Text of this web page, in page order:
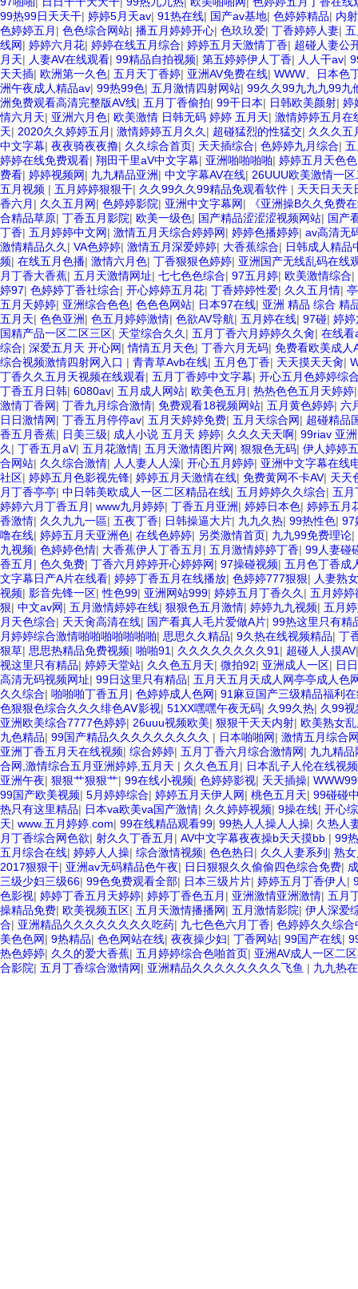
99热99日天天干| 婷婷5月天av| 91热在线| 国产av基地| 色婷婷精品| 内
色婷婷五月 | 色色综合网站| 播五月婷婷开心| 色玖玖爱| 丁香婷婷人妻|
线网| 婷婷六月花| 婷婷在线五月综合| 婷婷五月天激情丁香| 超碰人妻公
月天| 人妻AV在线观看| 99精品自拍视频| 第五婷婷伊人丁香| 人人干av|
天天插| 欧洲第一久色| 五月天丁香婷| 亚洲AV免费在线| WWW、日本色
洲午夜成人精品av| 99热99色| 五月激情四射网站| 99久久99九九九99九
洲免费观看高清完整版AV线| 五月丁香偷拍| 99干日本| 日韩欧美颜射| 婷
情六月天| 亚洲六月色| 欧美激情 日韩无码 婷婷 五月天| 激情婷婷五月在
天| 2020久久婷婷五月 | 激情婷婷五月久久 | 超碰猛烈的性猛交| 久久久五
中文字幕| 夜夜骑夜夜撸| 久久综合首页| 天天插综合| 色婷婷九月综合|
婷婷在线免费观看| 翔田千里aV中文字幕| 亚洲啪啪啪啪| 婷婷五月天色色
费看| 婷婷视频网| 九九精品亚洲| 中文字幕AV在线| 26UUU欧美激情一
五月视频 | 五月婷婷狠狠干| 久久99久久99精品免观看软件 | 天天日天天
香六月 | 久久五月网| 色婷婷影院| 亚洲中文字幕网|
《亚洲操B久久免费
合精品草原| 丁香五月影院| 欧美一级色| 国产精品涩涩涩视频网站| 国产
丁香| 五月婷婷中文网| 激情五月天综合婷婷网| 婷婷色播婷婷| av高清无
激情精品久久 | VA色婷婷| 激情五月深爱婷婷| 大香蕉综合| 日韩成人精品
频| 在线五月色播| 激情六月色| 丁香狠狠色婷婷| 亚洲国产无线乱码在线
月丁香大香蕉| 五月天激情网址| 七七色色综合| 97五月婷| 欧美激情综合|
婷97| 色婷婷丁香社综合| 开心婷婷五月花| 丁香婷婷性爱| 久久五月情|
五月天婷婷| 亚洲综合色色| 色色色网站| 日本97在线| 亚洲 精品 综合 精
五月天| 色色亚洲| 色五月婷婷激情| 色欲AV导航| 五月婷在线| 97碰| 婷婷
国精产品一区二区三区| 天堂综合久久 | 五月丁香六月婷婷久久肏| 在线看
综合| 深爱五月天 开心网|情情五月天色| 丁香六月无码| 免费看欧美成人
综合视频激情四射网入口 | 青青草Avb在线| 五月色丁香| 天天摸天天肏|
丁香久久五月天视频在线观看| 五月丁香婷中文字幕| 开心五月色婷婷综
丁香五月日韩| 6080av| 五月成人网站| 欧美色五月 | 热热色色五月天婷婷
激情丁香网| 丁香九月综合激情| 免费观看18视频网站| 五月黄色婷婷| 六
日日激情网| 丁香五月停停av| 五月天婷婷免费| 五月天综合网| 超碰精品
香五月香蕉| 日美三级| 成人小说 五月天 婷婷| 久久久天天啊| 99riav 亚洲
久 | 丁香五月aV| 五月花激情| 五月天激情图片网| 狠狠色无码| 伊人婷婷
合网站| 久久综合激情| 人人妻人人澡| 开心五月婷婷| 亚洲中文字幕在线
社区| 婷婷五月色影视先锋| 婷婷五月天激情在线| 免费黄网不卡AV| 天天
月丁香亭亭| 中日韩美欧成人一区二区精品在线| 五月婷婷久久综合| 五月
婷婷六月丁香五月 | www九月婷婷| 丁香五月亚洲| 婷婷日本色| 婷婷五月
香激情| 久久九九一區| 五夜丁香| 日韩操逼大片| 九九久热| 99热性色| 97
噜在线| 婷婷五月天亚洲色| 在线色婷婷| 另类激情首页| 九九99免费理论|
九视频| 色婷婷色情| 大香蕉伊人丁香五月 | 五月激情婷婷丁香| 99人妻碰
香五月 | 色久免费| 丁香六月婷婷开心婷婷网| 97操碰视频| 五月色丁香成
文字幕日产A片在线看| 婷婷丁香五月在线播放| 色婷婷777狠狠| 人妻熟
视频| 影音先锋一区|性色99| 亚洲网站999| 婷婷五月丁香久久 | 五月婷婷
狠| 中文av网| 五月激情婷婷在线| 狠狠色五月激情| 婷婷九九视频| 五月
月天色综合| 天天肏高清在线| 国产看真人毛片爱做A片| 99热这里只有精
月婷婷综合激情啪啪啪啪啪啪啪| 思思久久精品| 9久热在线视频精品| 丁
狠草| 思思热精品免费视频| 啪啪91 | 久久久久久久久久91 | 超碰人人摸AV
视这里只有精品| 婷婷天堂站| 久久色五月天| 微拍92| 亚洲成人一区| 日
高清无码视频网址| 99日这里只有精品| 五月天五月天成人网亭亭成人色
久久综合| 啪啪啪丁香五月 | 色婷婷成人色网| 91麻豆国产三级精品福利
色狠狠色综合久久久绯色AⅤ影视| 51XX嘿嘿午夜无码| 久99久热| 久99
亚洲欧美综合7777色婷婷| 26uuu视频欧美| 狠狠干天天内射| 欧美熟女
九色精品| 99国产精品久久久久久久久久久 | 日本啪啪网| 激情五月综合
亚洲丁香五月天在线视频| 综合婷婷| 五月丁香六月综合激情网| 九九精品
合网,激情综合五月亚洲婷婷,五月天 | 久久色五月 | 日本乱子人伦在线视频
亚洲午夜| 狠狠艹狠狠艹| 99在线小视频| 色婷婷影视| 天天插操|
99国产欧美视频| 5月婷婷综合| 婷婷五月天伊人网| 桃色五月天| 99碰碰
热只有这里精品| 日本va欧美va国产激情| 久久婷婷视频| 9操在线| 开心
天| www.五月婷婷.com| 99在线精品观看99| 99热人人操人人操| 久热人
月丁香综合网色欲| 射久久丁香五月 | AV中文字幕夜夜操b天天摸bb | 99
五月综合在线| 婷婷人人操| 综合激情视频| 色色热日| 久久人妻系列 | 熟
2017狠狠干| 亚洲av无码精品色午夜| 日日狠狠久久偷偷四色综合免费|
三级少妇三级66| 99色免费观看全部| 日本三级片片| 婷婷五月丁香伊人 |
色影视| 婷婷丁香五月天婷婷| 婷婷丁香色五月 | 亚洲激情亚洲激情| 五月
操精品免费| 欧美视频五区| 五月天激情播播网| 五月激情影院| 伊人深爱
合| 亚洲精品久久久久久久久久吃药| 九七色色六月丁香| 色婷婷久久综
美色色网| 9热精品| 色色网站在线| 夜夜操少妇| 丁香网站| 99国产在线|
热色婷婷| 久久的爱大香蕉| 五月婷婷综合色啪首页| 亚洲AV成人一区二
合影院| 五月丁香综合激情网| 亚洲精品久久久久久久久久飞鱼 | 九九热